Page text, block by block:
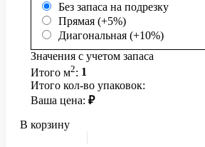
Без запаса на подрезку
Прямая (+5%)
Диагональная (+10%)
Значения с учетом запаса
Итого м2: 1
Итого кол-во упаковок:
Ваша цена: ₽
В корзину